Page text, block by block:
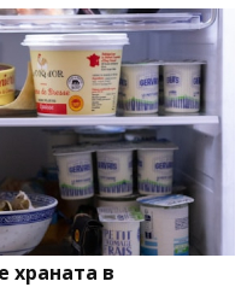
храната в